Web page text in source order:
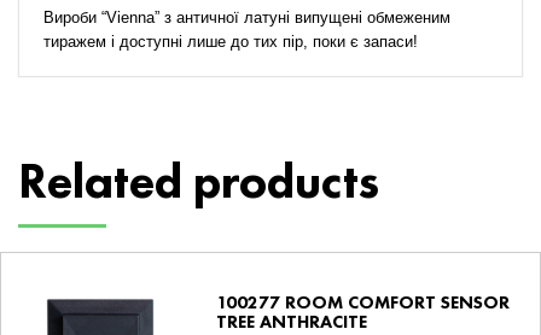
Вироби “Vienna” з античної латуні випущені обмеженим
тиражем і доступні лише до тих пір, поки є запаси!
Related products
100277 ROOM COMFORT SENSOR
TREE ANTHRACITE